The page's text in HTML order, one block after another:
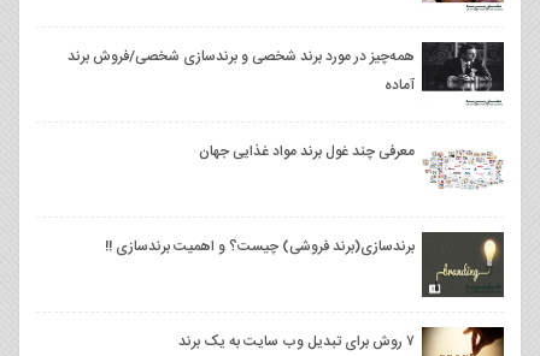
همه‌چیز در مورد برند شخصی و برندسازی شخصی/فروش برند
آماده
معرفی چند غول برند مواد غذایی جهان
برندسازی(برند فروشی) چیست؟ و اهمیت برندسازی !!
۷ روش برای تبدیل وب سایت به یک برند